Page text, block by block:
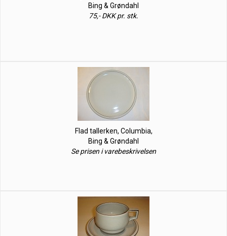
Bing & Grøndahl
75,- DKK pr. stk.
Flad tallerken, Columbia,
Bing & Grøndahl
Se prisen i varebeskrivelsen